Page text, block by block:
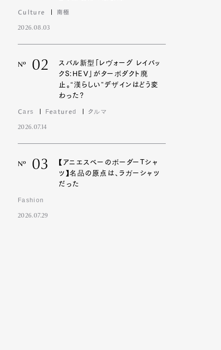
Culture 南極
2026.08.03
Nº 02
スバル新型「レヴォーグ レイバッ
クS:HEV」がターボダクト廃
止。“漢らしい”デザインはどう変
わった?
Cars Featured クルマ
2026.07.14
Nº 03
【アニエスベーのボーダーTシャ
ツ】名品の原点は、ラガーシャツ
だった
Fashion
2026.07.29